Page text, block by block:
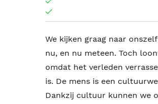
We kijken graag naar
nu, en nu meteen. Toch
omdat het verleden
is. De mens is een
Dankzij cultuur kunnen we